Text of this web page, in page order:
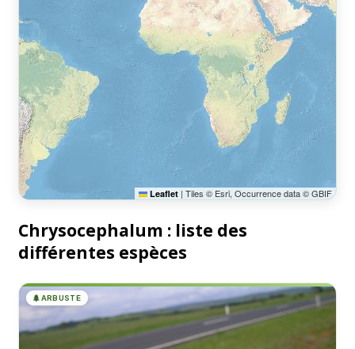
Leaflet | Tiles © Esri, Occurrence data © GBIF
Chrysocephalum : liste des
différentes espèces
🌲ARBUSTE